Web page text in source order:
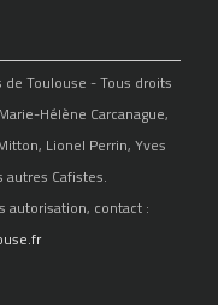
Toulouse - Tous droits
Hélène Carcanague,
Lionel Perrin, Yves
Cafistes.
autorisation, contact :